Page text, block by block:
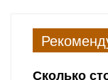
Сколько